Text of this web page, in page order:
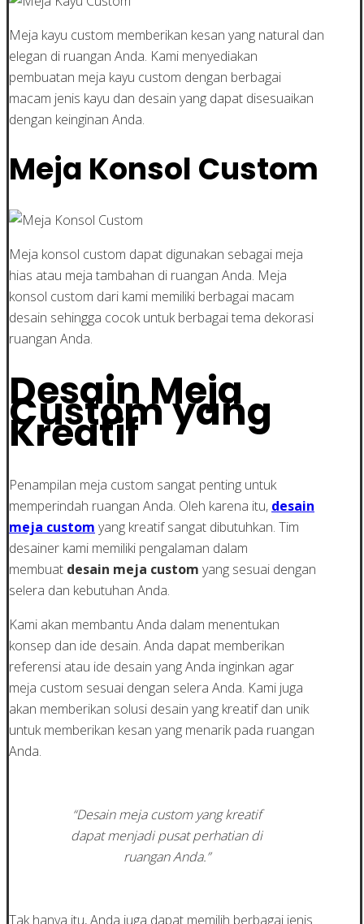
Meja kayu custom memberikan kesan yang natural dan
elegan di ruangan Anda. Kami menyediakan
pembuatan meja kayu custom dengan berbagai
macam jenis kayu dan desain yang dapat disesuaikan
dengan keinginan Anda.
Meja Konsol Custom
Meja konsol custom dapat digunakan sebagai meja
hias atau meja tambahan di ruangan Anda. Meja
konsol custom dari kami memiliki berbagai macam
desain sehingga cocok untuk berbagai tema dekorasi
ruangan Anda.
Desain Meja
Custom yang
Kreatif
Penampilan meja custom sangat penting untuk
memperindah ruangan Anda. Oleh karena itu, desain
meja custom yang kreatif sangat dibutuhkan. Tim
desainer kami memiliki pengalaman dalam
membuat desain meja custom yang sesuai dengan
selera dan kebutuhan Anda.
Kami akan membantu Anda dalam menentukan
konsep dan ide desain. Anda dapat memberikan
referensi atau ide desain yang Anda inginkan agar
meja custom sesuai dengan selera Anda. Kami juga
akan memberikan solusi desain yang kreatif dan unik
untuk memberikan kesan yang menarik pada ruangan
Anda.
“Desain meja custom yang kreatif
dapat menjadi pusat perhatian di
ruangan Anda.”
Tak hanya itu, Anda juga dapat memilih berbagai jenis